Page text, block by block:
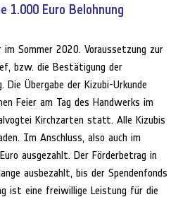
1.000 Euro Belohnung
Sommer 2020. Voraussetzung zur
bzw. die Bestätigung der
Die Übergabe der Kizubi-Urkunde
Feier am Tag des Handwerks im
Kirchzarten statt. Alle Kizubis
Im Anschluss, also auch im
ausgezahlt. Der Förderbetrag in
ausbezahlt, bis der Spendenfonds
ist eine freiwillige Leistung für die